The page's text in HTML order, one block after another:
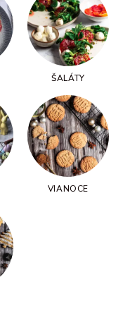
ŠALÁTY
VIANOCE